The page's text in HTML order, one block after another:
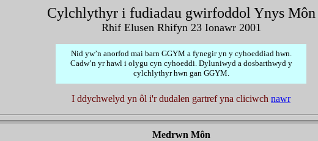
Cylchlythyr i fudiadau gwirfoddol Ynys Môn
Rhif Elusen Rhifyn 23 Ionawr 2001
Nid yw’n anorfod mai barn GGYM a fynegir yn y cyhoeddiad hwn.
Cadw’n yr hawl i olygu cyn cyhoeddi. Dyluniwyd a dosbarthwyd y
cylchlythyr hwn gan GGYM.
I ddychwelyd yn ôl i'r dudalen gartref yna cliciwch nawr
Medrwn Môn